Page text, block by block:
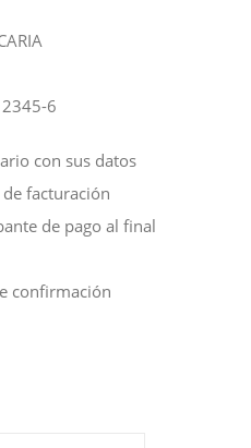
6
con sus datos
facturación
de pago al final
confirmación